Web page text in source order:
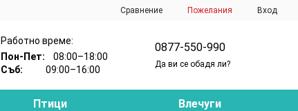
Сравнение Пожелания Вход
Работно време:
Пон-Пет:08:00–18:00
Съб:09:00–16:00
0877-550-990
Да ви се обадя ли?
Птици Влечуги